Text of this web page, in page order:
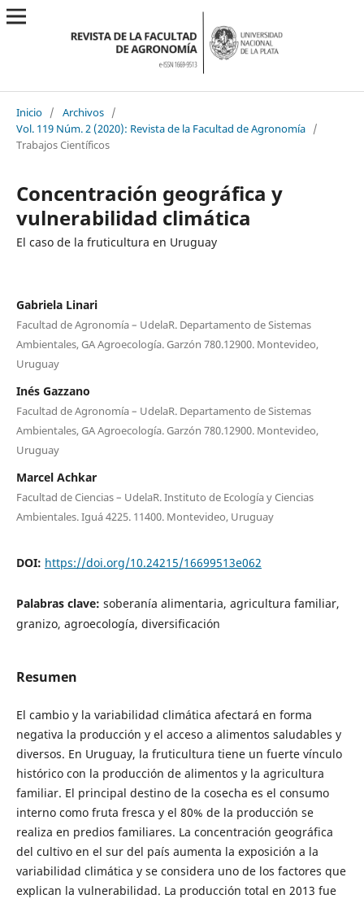
Inicio / Archivos /
Vol. 119 Núm. 2 (2020): Revista de la Facultad de Agronomía /
Trabajos Científicos
Concentración geográfica y
vulnerabilidad climática
El caso de la fruticultura en Uruguay
Gabriela Linari
Facultad de Agronomía – UdelaR. Departamento de Sistemas
Ambientales, GA Agroecología. Garzón 780.12900. Montevideo,
Uruguay
Inés Gazzano
Facultad de Agronomía – UdelaR. Departamento de Sistemas
Ambientales, GA Agroecología. Garzón 780.12900. Montevideo,
Uruguay
Marcel Achkar
Facultad de Ciencias – UdelaR. Instituto de Ecología y Ciencias
Ambientales. Iguá 4225. 11400. Montevideo, Uruguay
DOI: https://doi.org/10.24215/16699513e062
Palabras clave: soberanía alimentaria, agricultura familiar,
granizo, agroecología, diversificación
Resumen
El cambio y la variabilidad climática afectará en forma
negativa la producción y el acceso a alimentos saludables y
diversos. En Uruguay, la fruticultura tiene un fuerte vínculo
histórico con la producción de alimentos y la agricultura
familiar. El principal destino de la cosecha es el consumo
interno como fruta fresca y el 80% de la producción se
realiza en predios familiares. La concentración geográfica
del cultivo en el sur del país aumenta la exposición a la
variabilidad climática y se considera uno de los factores que
explican la vulnerabilidad. La producción total en 2013 fue